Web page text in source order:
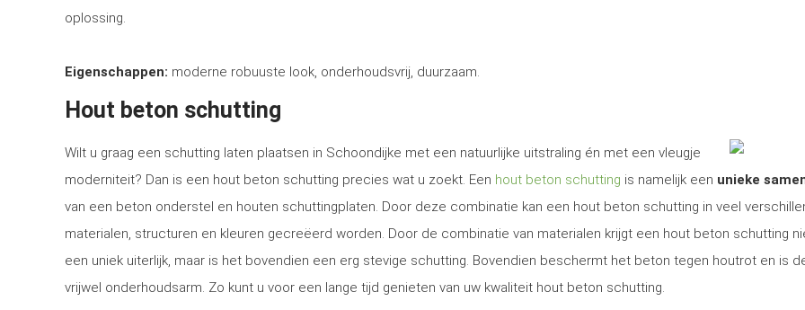
oplossing.
Eigenschappen: moderne robuuste look, onderhoudsvrij, duurzaam.
Hout beton schutting
Wilt u graag een schutting laten plaatsen in Schoondijke met een natuurlijke uitstraling én met een vleugje
moderniteit? Dan is een hout beton schutting precies wat u zoekt. Een hout beton schutting is namelijk een unieke
van een beton onderstel en houten schuttingplaten. Door deze combinatie kan een hout beton schutting in veel
materialen, structuren en kleuren gecreëerd worden. Door de combinatie van materialen krijgt een hout beton schutting
een uniek uiterlijk, maar is het bovendien een erg stevige schutting. Bovendien beschermt het beton tegen houtrot en is
vrijwel onderhoudsarm. Zo kunt u voor een lange tijd genieten van uw kwaliteit hout beton schutting.